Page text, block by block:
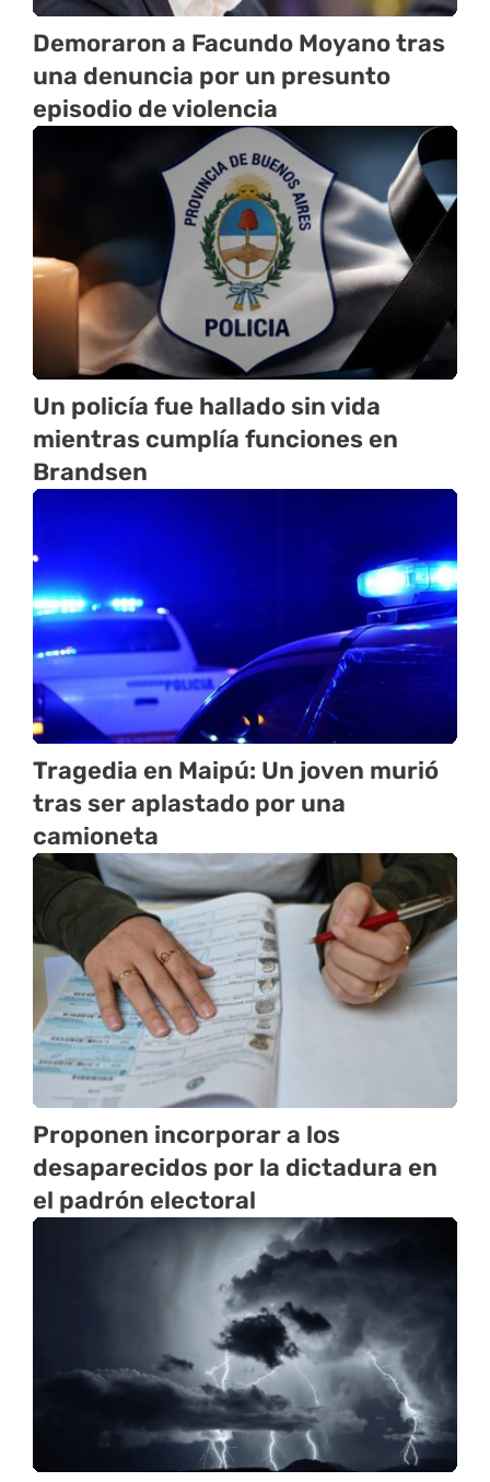
Demoraron a Facundo Moyano tras
una denuncia por un presunto
episodio de violencia
Un policía fue hallado sin vida
mientras cumplía funciones en
Brandsen
Tragedia en Maipú: Un joven murió
tras ser aplastado por una
camioneta
Proponen incorporar a los
desaparecidos por la dictadura en
el padrón electoral